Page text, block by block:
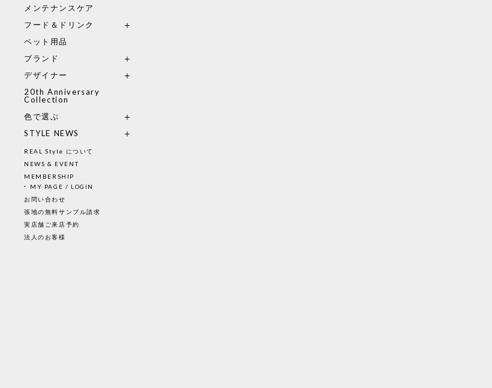
メンテナンスケア
フード＆ドリンク
ペット用品
ブランド
デザイナー
20th Anniversary
Collection
色で選ぶ
STYLE NEWS
REAL Style について
NEWS & EVENT
MEMBERSHIP
MY PAGE / LOGIN
お問い合わせ
張地の無料サンプル請求
実店舗ご来店予約
法人のお客様